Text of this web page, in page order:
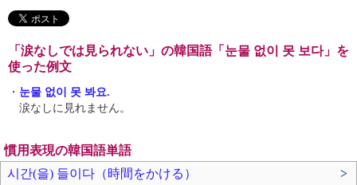
「涙なしでは見られない」の韓国語「눈물 없이 못 보다」を
使った例文
・ 눈물 없이 못 봐요.
涙なしに見れません。
慣用表現の韓国語単語
시간(을) 들이다（時間をかける）
>